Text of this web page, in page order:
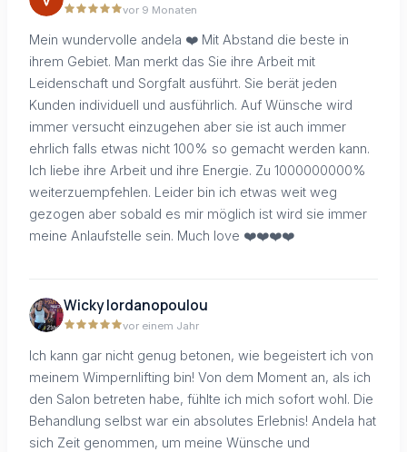
vor 9 Monaten
Mein wundervolle andela ❤️ Mit Abstand die beste in
ihrem Gebiet. Man merkt das Sie ihre Arbeit mit
Leidenschaft und Sorgfalt ausführt. Sie berät jeden
Kunden individuell und ausführlich. Auf Wünsche wird
immer versucht einzugehen aber sie ist auch immer
ehrlich falls etwas nicht 100% so gemacht werden kann.
Ich liebe ihre Arbeit und ihre Energie. Zu 1000000000%
weiterzuempfehlen. Leider bin ich etwas weit weg
gezogen aber sobald es mir möglich ist wird sie immer
meine Anlaufstelle sein. Much love ❤️❤️❤️❤️
Wicky Iordanopoulou
vor einem Jahr
Ich kann gar nicht genug betonen, wie begeistert ich von
meinem Wimpernlifting bin! Von dem Moment an, als ich
den Salon betreten habe, fühlte ich mich sofort wohl. Die
Behandlung selbst war ein absolutes Erlebnis! Andela hat
sich Zeit genommen, um meine Wünsche und